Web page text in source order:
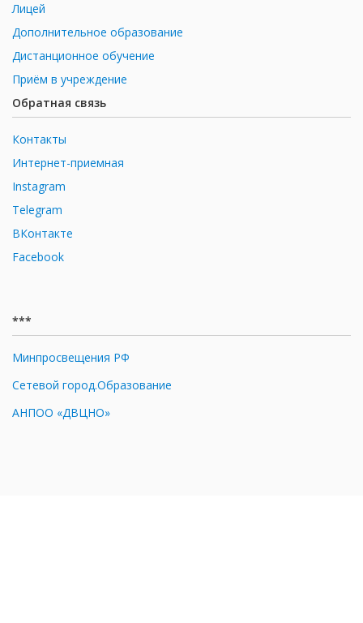
Лицей
Дополнительное образование
Дистанционное обучение
Приём в учреждение
Обратная связь
Контакты
Интернет-приемная
Instagram
Telegram
ВКонтакте
Facebook
***
Минпросвещения РФ
Сетевой город.Образование
АНПОО «ДВЦНО»